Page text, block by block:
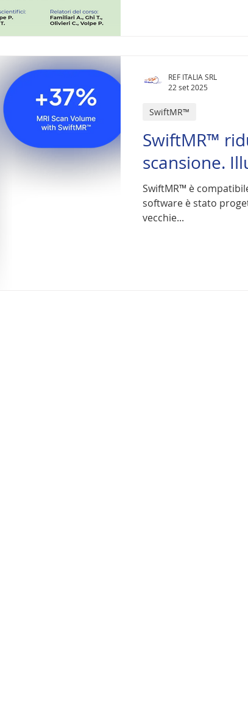
SwiftMR™
scansione.
SwiftMR™ è
software è stato
vecchie...
SwiftMR™
REF ITALIA SRL
22 set 2025